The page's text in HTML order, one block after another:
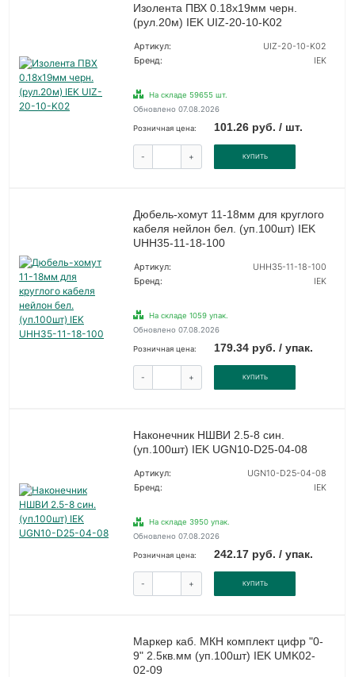
Изолента ПВХ 0.18х19мм черн.
(рул.20м) IEK UIZ-20-10-K02
Артикул:
UIZ-20-10-K02
Бренд:
IEK
На складе 59655 шт.
Обновлено 07.08.2026
Розничная цена: 101.26 руб. / шт.
- + КУПИТЬ
Дюбель-хомут 11-18мм для круглого
кабеля нейлон бел. (уп.100шт) IEK
UHH35-11-18-100
Артикул:
UHH35-11-18-100
Бренд:
IEK
На складе 1059 упак.
Обновлено 07.08.2026
Розничная цена: 179.34 руб. / упак.
- + КУПИТЬ
Наконечник НШВИ 2.5-8 син.
(уп.100шт) IEK UGN10-D25-04-08
Артикул:
UGN10-D25-04-08
Бренд:
IEK
На складе 3950 упак.
Обновлено 07.08.2026
Розничная цена: 242.17 руб. / упак.
- + КУПИТЬ
Маркер каб. МКН комплект цифр "0-
9" 2.5кв.мм (уп.100шт) IEK UMK02-
02-09